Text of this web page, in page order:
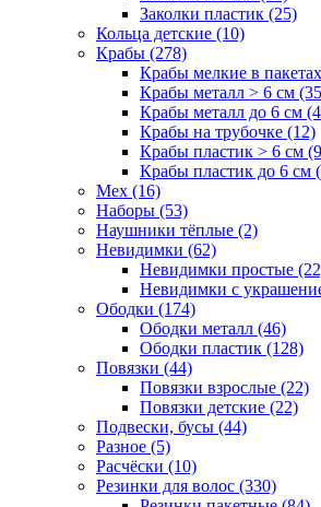
Заколки пластик (25)
Кольца детские (10)
Крабы (278)
Крабы мелкие в
Крабы металл > 6 см
Крабы металл до 6 см
Крабы на трубочке (12)
Крабы пластик > 6 см
Крабы пластик до 6 см
Мех (16)
Наборы (53)
Наушники тёплые (2)
Невидимки (62)
Невидимки простые
Невидимки с
Ободки (174)
Ободки металл (46)
Ободки пластик (128)
Повязки (44)
Повязки взрослые (22)
Повязки детские (22)
Подвески, бусы (44)
Разное (5)
Расчёски (10)
Резинки для волос (330)